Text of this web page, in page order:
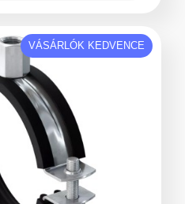
VÁSÁRLÓK KEDVENCE